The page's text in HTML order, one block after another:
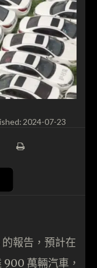
2024-07-23
報告，預計在
萬輛汽車，